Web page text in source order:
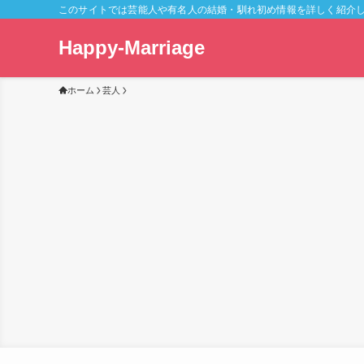
このサイトでは芸能人や有名人の結婚・馴れ初め情報を詳しく紹介
Happy-Marriage
ホーム 芸人